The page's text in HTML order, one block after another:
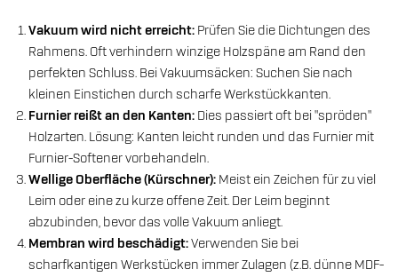
Vakuum wird nicht erreicht: Prüfen Sie die Dichtungen des
Rahmens. Oft verhindern winzige Holzspäne am Rand den
perfekten Schluss. Bei Vakuumsäcken: Suchen Sie nach
kleinen Einstichen durch scharfe Werkstückkanten.
Furnier reißt an den Kanten: Dies passiert oft bei "spröden"
Holzarten. Lösung: Kanten leicht runden und das Furnier mit
Furnier-Softener vorbehandeln.
Wellige Oberfläche (Kürschner): Meist ein Zeichen für zu viel
Leim oder eine zu kurze offene Zeit. Der Leim beginnt
abzubinden, bevor das volle Vakuum anliegt.
Membran wird beschädigt:Verwenden Sie bei
scharfkantigen Werkstücken immer Zulagen (z.B. dünne MDF-